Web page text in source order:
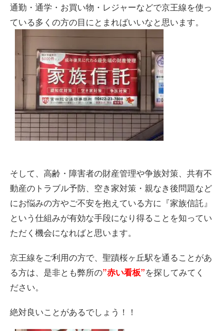
通勤・通学・お買い物・レジャーなどで京王線を使っ
ている多くの方の目にとまればいいなと思います。
そして、高齢・障害者の財産管理や争族対策、共有不
動産のトラブル予防、空き家対策・親なき後問題など
にお悩みの方やご不安を抱えている方に『家族信託』
という仕組みが有効な手段になり得ることを知ってい
ただく機会になればと思います。
京王線をご利用の方で、聖蹟桜ヶ丘駅を通ることがあ
る方は、是非とも弊所の”赤い看板”を探してみてく
ださい。
絶対良いことがあるでしょう！！